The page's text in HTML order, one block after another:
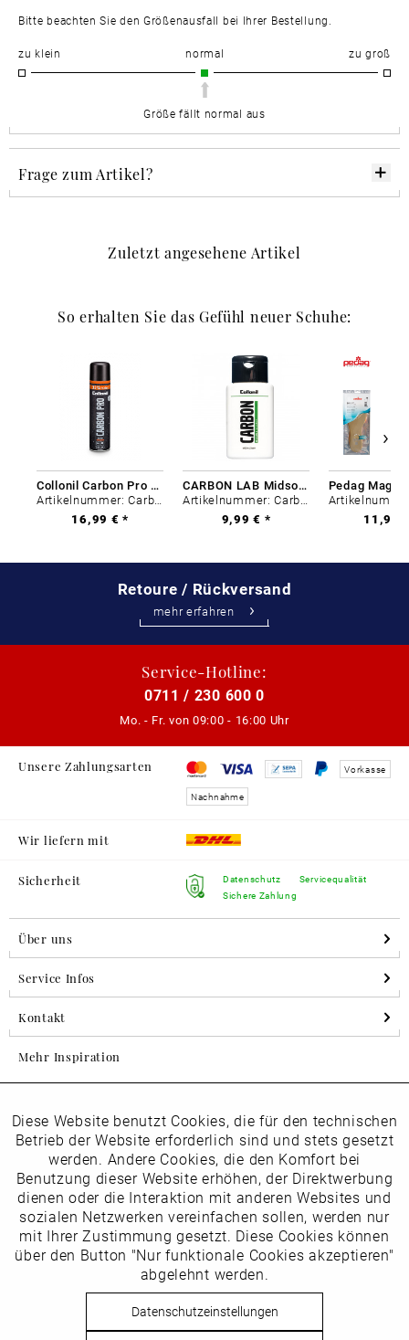
Bitte beachten Sie den Größenausfall bei Ihrer Bestellung.
zu klein normal zu groß
Größe fällt normal aus
Frage zum Artikel?
Zuletzt angesehene Artikel
So erhalten Sie das Gefühl neuer Schuhe:
Collonil Carbon Pro 400 ml
Artikelnummer: Carbon-0
16,99 € *
CARBON LAB Midsole Cleaner
Artikelnummer: Carbon-0
9,99 € *
11,99
Retoure / Rückversand
mehr erfahren
Service-Hotline:
0711 / 230 600 0
Mo. - Fr. von 09:00 - 16:00 Uhr
Unsere Zahlungsarten Vorkasse
Nachnahme
Wir liefern mit
Sicherheit
Datenschutz
Sichere Zahlung
Servicequalität
Über uns
Service Infos
Kontakt
Mehr Inspiration
Folgen Sie uns auf Instagram
horsch_schuhe
Newsletter
Datenschutzbestimmungenhabe ich zur Kenntnis
vom Newsletter abmelden.
Funktionale Aktiv
Marketing Inaktiv
Tracking Inaktiv
Inaktiv
Diese Website benutzt Cookies, die für den technischen
Betrieb der Website erforderlich sind und stets gesetzt
werden. Andere Cookies, die den Komfort bei
Benutzung dieser Website erhöhen, der Direktwerbung
dienen oder die Interaktion mit anderen Websites und
sozialen Netzwerken vereinfachen sollen, werden nur
mit Ihrer Zustimmung gesetzt. Diese Cookies können
über den Button "Nur funktionale Cookies akzeptieren"
abgelehnt werden.
Datenschutzeinstellungen